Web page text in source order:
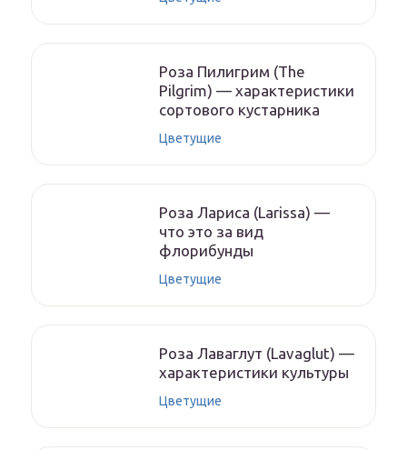
Роза Пилигрим (The
Pilgrim) — характеристики
сортового кустарника
Цветущие
Роза Лариса (Larissa) —
что это за вид
флорибунды
Цветущие
Роза Лаваглут (Lavaglut) —
характеристики культуры
Цветущие